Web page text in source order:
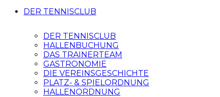
DER TENNISCLUB
DER TENNISCLUB
HALLENBUCHUNG
DAS TRAINERTEAM
GASTRONOMIE
DIE VEREINSGESCHICHTE
PLATZ- & SPIELORDNUNG
HALLENORDNUNG